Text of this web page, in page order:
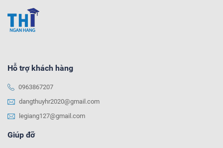
Hỗ trợ khách hàng
0963867207
dangthuyhr2020@gmail.com
legiang127@gmail.com
Giúp đỡ